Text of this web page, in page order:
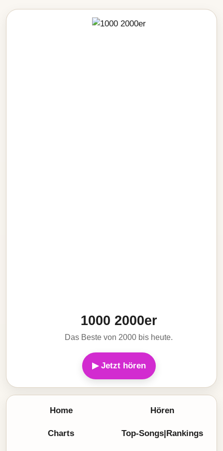
1000 2000er
Das Beste von 2000 bis heute.
▶ Jetzt hören
Home Hören
Charts Top-Songs|Rankings